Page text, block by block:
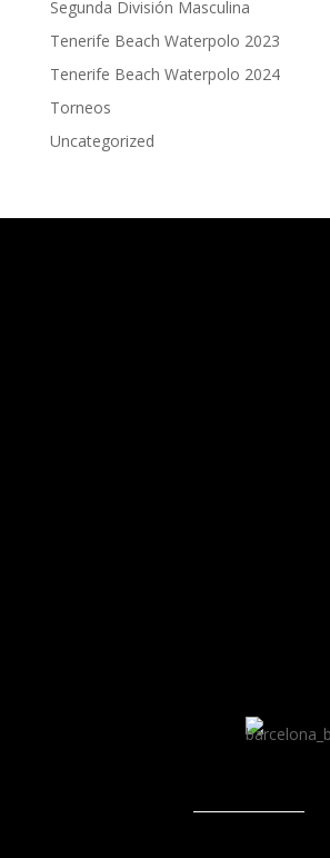
Segunda División Masculina
Tenerife Beach Waterpolo 2023
Tenerife Beach Waterpolo 2024
Torneos
Uncategorized